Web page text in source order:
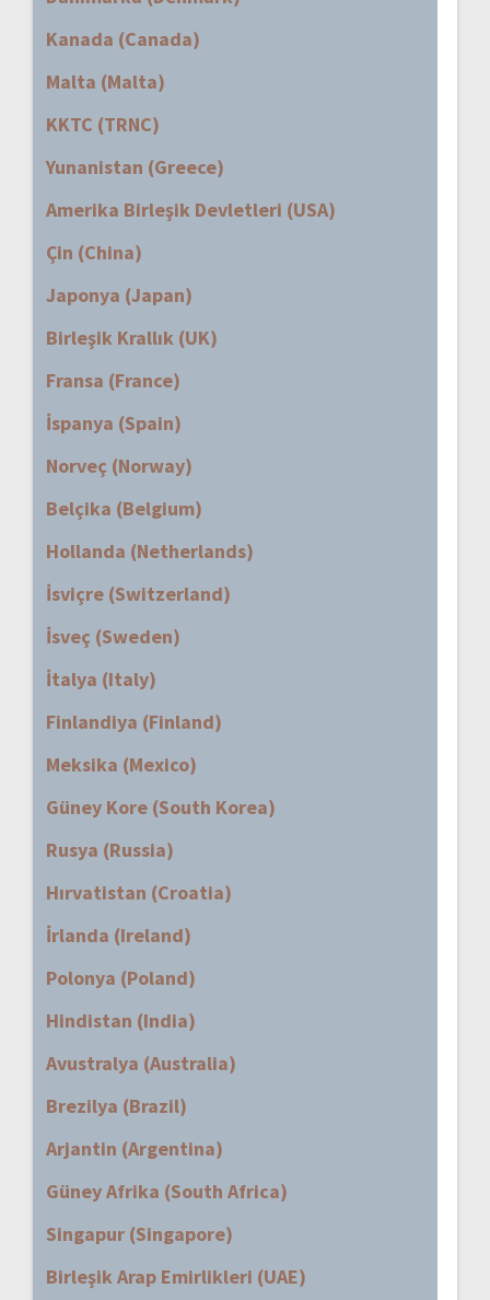
Kanada (Canada)
Malta (Malta)
KKTC (TRNC)
Yunanistan (Greece)
Amerika Birleşik Devletleri (USA)
Çin (China)
Japonya (Japan)
Birleşik Krallık (UK)
Fransa (France)
İspanya (Spain)
Norveç (Norway)
Belçika (Belgium)
Hollanda (Netherlands)
İsviçre (Switzerland)
İsveç (Sweden)
İtalya (Italy)
Finlandiya (Finland)
Meksika (Mexico)
Güney Kore (South Korea)
Rusya (Russia)
Hırvatistan (Croatia)
İrlanda (Ireland)
Polonya (Poland)
Hindistan (India)
Avustralya (Australia)
Brezilya (Brazil)
Arjantin (Argentina)
Güney Afrika (South Africa)
Singapur (Singapore)
Birleşik Arap Emirlikleri (UAE)